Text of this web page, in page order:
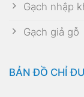
Gạch nhập
Gạch giả gỗ
BẢN ĐỒ CHỈ